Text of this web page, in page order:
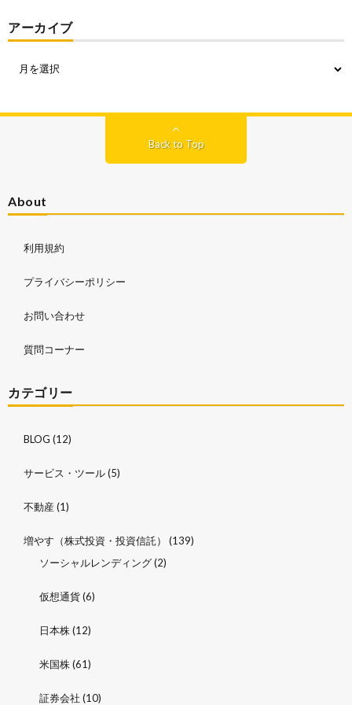
アーカイブ
Back to Top
About
利用規約
プライバシーポリシー
お問い合わせ
質問コーナー
カテゴリー
BLOG (12)
サービス・ツール(5)
不動産(1)
増やす（株式投資・投資信託）
(139)
ソーシャルレンディング(2)
仮想通貨(6)
日本株(12)
米国株(61)
証券会社 (10)